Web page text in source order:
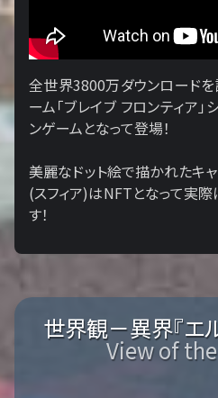
全世界3800万ダウンロードを
ーム「ブレイブ フロンティア」
ンゲームとなって登場！
美麗なドット絵で描かれたキ
(スフィア)はNFTとなって実際
す！
世界観－異界『エ
View of